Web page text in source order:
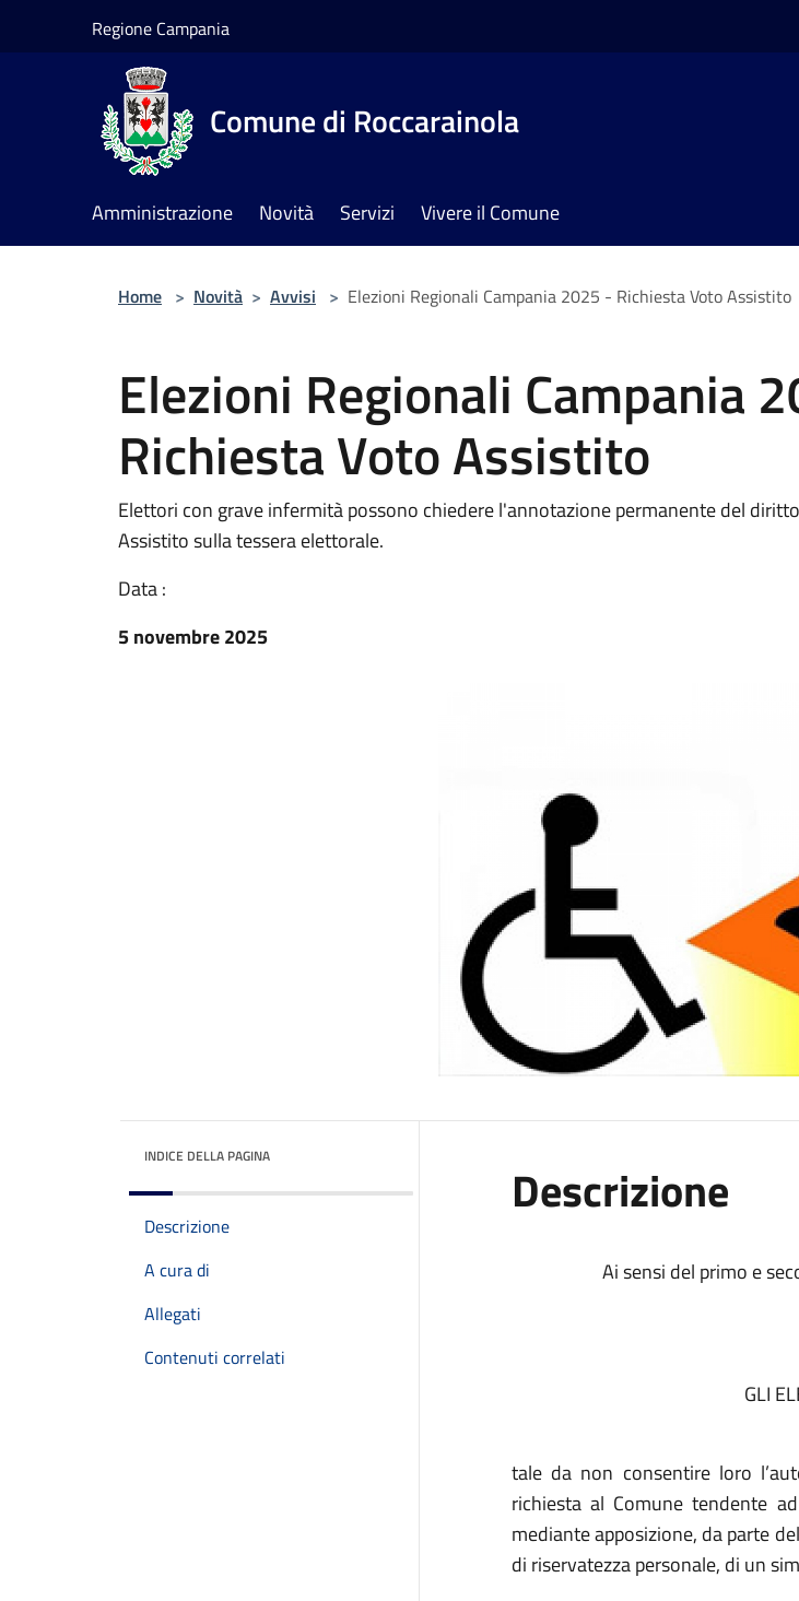
Regione Campania
Comune di Roccarainola
Amministrazione Novità Servizi Vivere il Comune
Home > Novità > Avvisi > Elezioni Regionali Campania 2025 - Richiesta Voto Assistito
Elezioni Regionali Campania
Richiesta Voto Assistito
Elettori con grave infermità possono chiedere l'annotazione permanente del
Assistito sulla tessera elettorale.
Data :
5 novembre 2025
INDICE DELLA PAGINA
Descrizione
A cura di
Allegati
Contenuti correlati
Descrizione
Ai sensi del primo e
GLI
tale da non consentire loro
richiesta al Comune tendente
mediante apposizione, da parte
di riservatezza personale, di un